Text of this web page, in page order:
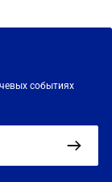
событиях